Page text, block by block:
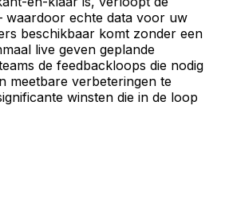
waardoor echte data voor uw
beschikbaar komt zonder een
live geven geplande
de feedbackloops die nodig
meetbare verbeteringen te
winsten die in de loop